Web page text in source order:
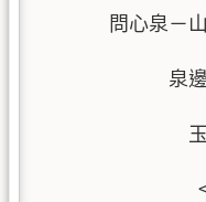
問心泉－
泉